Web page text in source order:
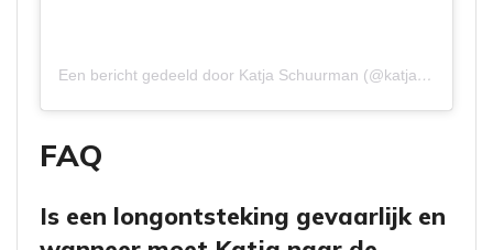
Een bericht gedeeld door Katja Schuurman (@katjaschuurman)
FAQ
Is een longontsteking gevaarlijk en